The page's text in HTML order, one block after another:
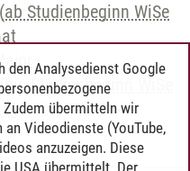
Studienbeginn WiSe
Studienbeginn WiSe
den Analysedienst Google
übermitteln wir
Videodienste (YouTube,
anzuzeigen. Diese
USA übermittelt. Der